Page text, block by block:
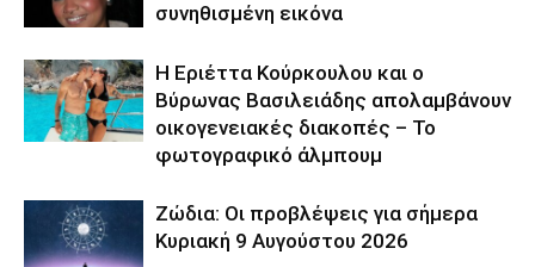
συνηθισμένη εικόνα
Η Εριέττα Κούρκουλου και ο
Βύρωνας Βασιλειάδης απολαμβάνουν
οικογενειακές διακοπές – Το
φωτογραφικό άλμπουμ
Ζώδια: Οι προβλέψεις για σήμερα
Κυριακή 9 Αυγούστου 2026